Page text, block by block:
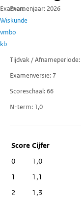
Examen
Wiskunde
vmbo
kb
Examenjaar 2026
Tijdvak / Afnameperiode
Examenversie 7
Scoreschaal 66
N-term 1,0
Score Cijfer
0
1,0
1
1,1
2
1,3